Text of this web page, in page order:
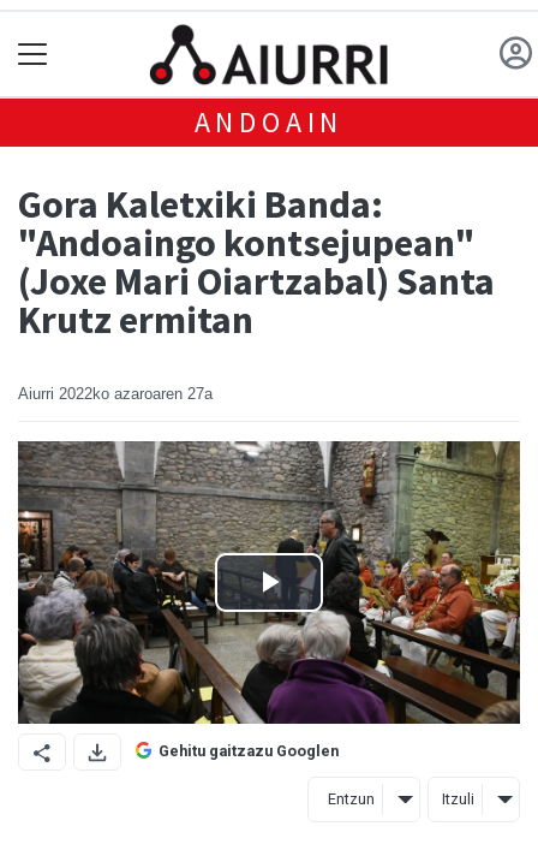
ANDOAIN
Gora Kaletxiki Banda:
"Andoaingo kontsejupean"
(Joxe Mari Oiartzabal) Santa
Krutz ermitan
Aiurri 2022ko azaroaren 27a
Gehitu gaitzazu Googlen
Entzun Itzuli